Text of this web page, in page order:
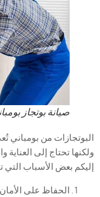
صيانة بوتجاز بومباني
من بومباني تُعد
تحتاج إلى العناية
بعض الأسباب التي تجعل
الحفاظعلى الأمان: